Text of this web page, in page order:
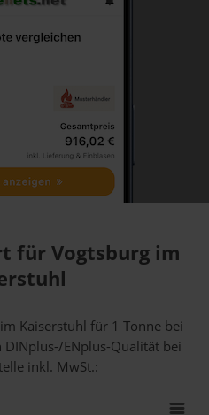
für Vogtsburg im
Kaiserstuhl für 1 Tonne bei
DINplus-/ENplus-Qualität bei
inkl. MwSt.: